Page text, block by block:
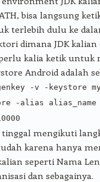
bisa langsung
terlebih dulu ke
dimana JDK kalian
kalia ketik untuk
Android adalah
-v -keystore
-alias alias_name
mengikuti
karena hanya
seperti Nama
dan sebagainya.